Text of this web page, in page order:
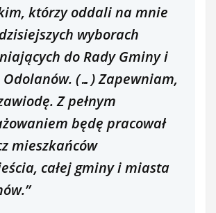
którzy oddali na mnie
wyborach
do Rady Gminy i
(…) Zapewniam,
Z pełnym
będę pracował
mieszkańców
całej gminy i miasta